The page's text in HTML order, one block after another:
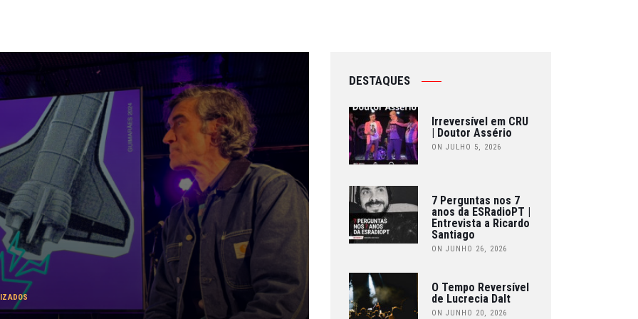
DESTAQUES
Irreversível em CRU
| Doutor Assério
ON JULHO 5, 2026
7 Perguntas nos 7
anos da ESRadioPT |
Entrevista a Ricardo
Santiago
ON JUNHO 26, 2026
O Tempo Reversível
de Lucrecia Dalt
ON JUNHO 20, 2026